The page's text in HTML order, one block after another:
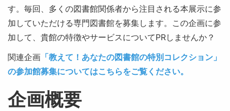
す。毎回、多くの図書館関係者から注目される本展示に参
加していただける専門図書館を募集します。この企画に参
加して、貴館の特徴やサービスについてPRしませんか？
関連企画「教えて！あなたの図書館の特別コレクション」
の参加館募集についてはこちらをご覧ください。
企画概要